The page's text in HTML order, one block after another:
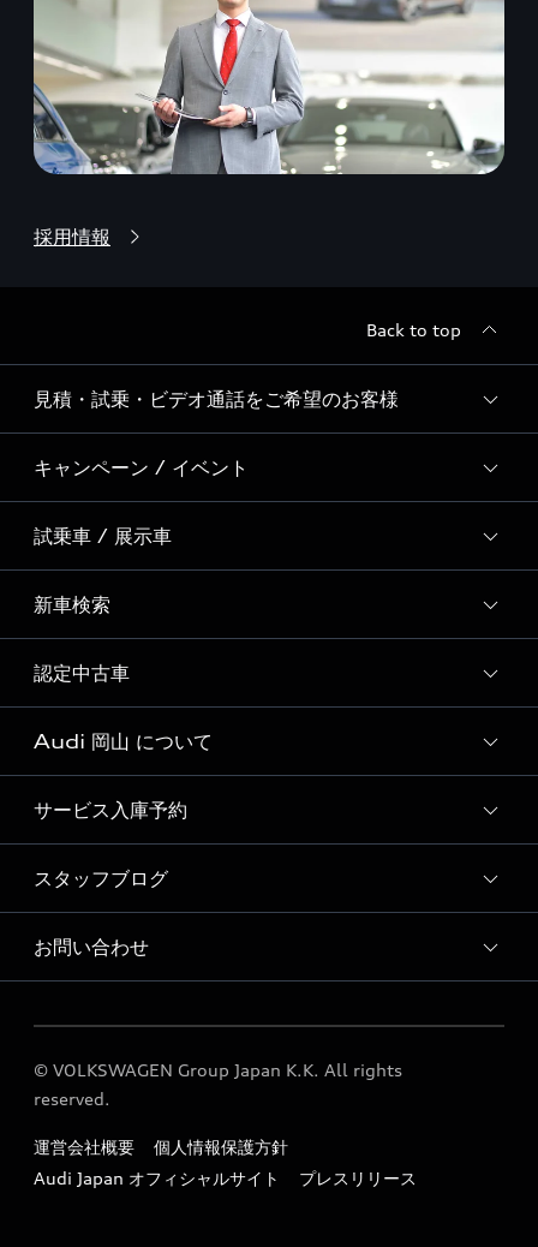
採用情報
Back to top
見積・試乗・ビデオ通話をご希望のお客様
ご希望のサービスを選択
キャンペーン / イベント
全国統一イベント
ディーラー独自イベント
試乗車 / 展示車
試乗予約
試乗車・展示車一覧
新車検索
新車検索
認定中古車
おすすめ認定中古車
Audi認定中古車検索
Audi 岡山 について
Audi 岡山 店舗情報
Audi 岡山 運営会社概要
採用情報
サービス入庫予約
Audi 岡山 サービス入庫予約
点検整備料金表
スタッフブログ
スタッフブログ
お問い合わせ
各種お問い合わせ
© VOLKSWAGEN Group Japan K.K. All rights
reserved.
運営会社概要
個人情報保護方針
Audi Japan オフィシャルサイト
プレスリリース